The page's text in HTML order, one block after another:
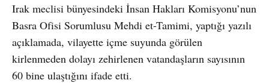
Irak meclisi bünyesindeki İnsan Hakları Komisyonu’nun
Basra Ofisi Sorumlusu Mehdi et-Tamimi, yaptığı yazılı
açıklamada, vilayette içme suyunda görülen
kirlenmeden dolayı zehirlenen vatandaşların sayısının
60 bine ulaştığını ifade etti.